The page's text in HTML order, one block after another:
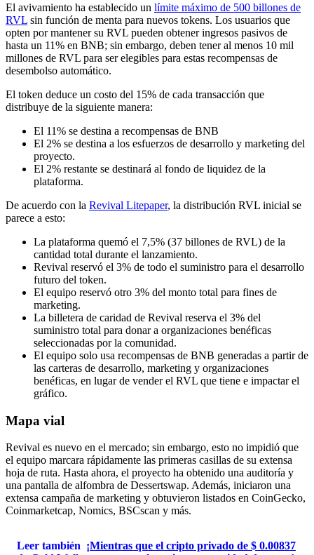
El avivamiento ha establecido un límite máximo de 500 billones de
RVL sin función de menta para nuevos tokens. Los usuarios que
opten por mantener su RVL pueden obtener ingresos pasivos de
hasta un 11% en BNB; sin embargo, deben tener al menos 10 mil
millones de RVL para ser elegibles para estas recompensas de
desembolso automático.
El token deduce un costo del 15% de cada transacción que
distribuye de la siguiente manera:
El 11% se destina a recompensas de BNB
El 2% se destina a los esfuerzos de desarrollo y marketing del
proyecto.
El 2% restante se destinará al fondo de liquidez de la
plataforma.
De acuerdo con la Revival Litepaper, la distribución RVL inicial se
parece a esto:
La plataforma quemó el 7,5% (37 billones de RVL) de la
cantidad total durante el lanzamiento.
Revival reservó el 3% de todo el suministro para el desarrollo
futuro del token.
El equipo reservó otro 3% del monto total para fines de
marketing.
La billetera de caridad de Revival reserva el 3% del
suministro total para donar a organizaciones benéficas
seleccionadas por la comunidad.
El equipo solo usa recompensas de BNB generadas a partir de
las carteras de desarrollo, marketing y organizaciones
benéficas, en lugar de vender el RVL que tiene e impactar el
gráfico.
Mapa vial
Revival es nuevo en el mercado; sin embargo, esto no impidió que
el equipo marcara rápidamente las primeras casillas de su extensa
hoja de ruta. Hasta ahora, el proyecto ha obtenido una auditoría y
una pantalla de alfombra de Dessertswap. Además, iniciaron una
extensa campaña de marketing y obtuvieron listados en CoinGecko,
Coinmarketcap, Nomics, BSCscan y más.
Leer también ¡Mientras que el cripto privado de $ 0.00837